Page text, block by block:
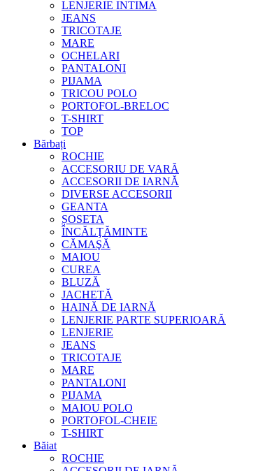
LENJERIE INTIMA
JEANS
TRICOTAJE
MARE
OCHELARI
PANTALONI
PIJAMA
TRICOU POLO
PORTOFOL-BRELOC
T-SHIRT
TOP
Bărbați
ROCHIE
ACCESORIU DE VARĂ
ACCESORII DE IARNĂ
DIVERSE ACCESORII
GEANTA
ȘOSETA
ÎNCĂLŢĂMINTE
CĂMAŞĂ
MAIOU
CUREA
BLUZĂ
JACHETĂ
HAINĂ DE IARNĂ
LENJERIE PARTE SUPERIOARĂ
LENJERIE
JEANS
TRICOTAJE
MARE
PANTALONI
PIJAMA
MAIOU POLO
PORTOFOL-CHEIE
T-SHIRT
Băiat
ROCHIE